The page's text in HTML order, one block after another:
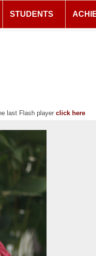
STUDENTS
last Flash player click here